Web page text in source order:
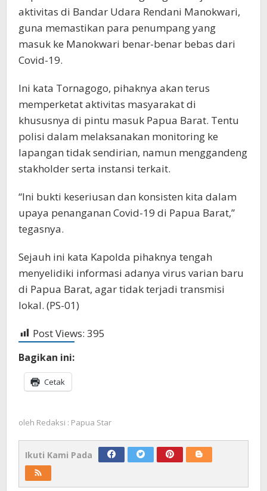
aktivitas di Bandar Udara Rendani Manokwari,
guna memastikan para penumpang yang
masuk ke Manokwari benar-benar bebas dari
Covid-19.
Ini kata Tornagogo, pihaknya akan terus
memperketat aktivitas masyarakat di
khususnya di pintu masuk Papua Barat. Tentu
polisi dalam melaksanakan monitoring ke
lapangan tidak sendirian, namun menggandeng
stakholder serta instansi terkait.
“Ini bukti keseriusan dan konsisten kita dalam
upaya penanganan Covid-19 di Papua Barat,”
tegasnya.
Sejauh ini kata Kapolda pihaknya tengah
menyelidiki informasi adanya virus varian baru
di Papua Barat, agar tidak terjadi transmisi
lokal. (PS-01)
Post Views: 395
Bagikan ini:
Cetak
oleh Redaksi : Papua Star
Ikuti Kami Pada